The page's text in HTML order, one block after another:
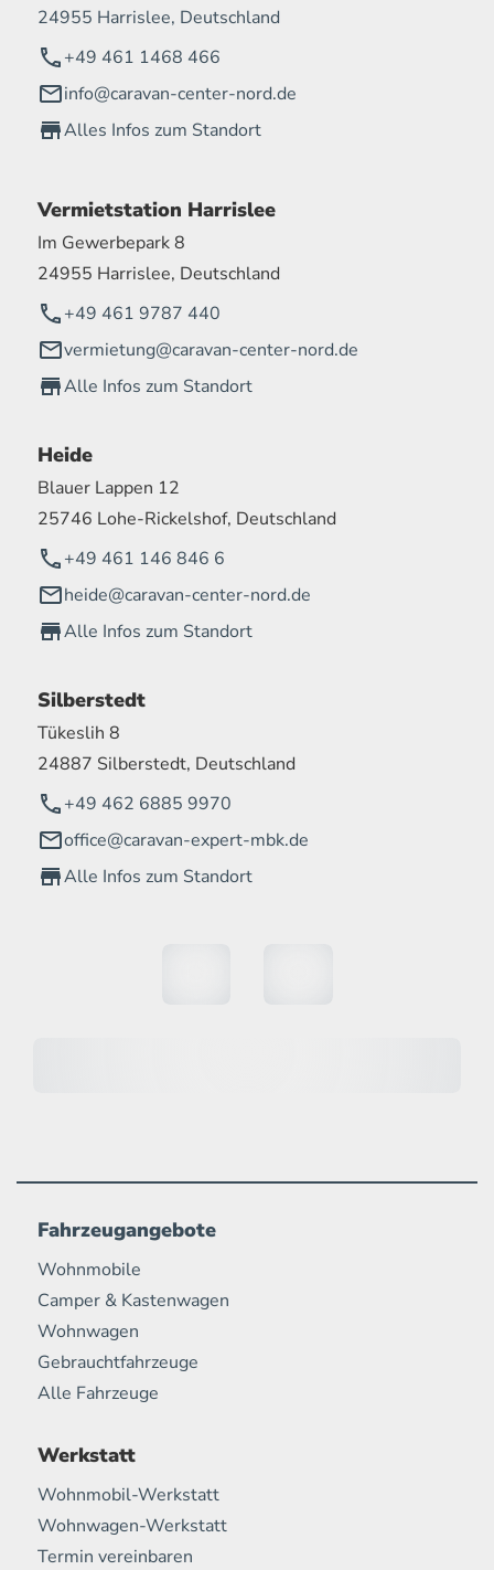
24955 Harrislee, Deutschland
+49 461 1468 466
info@caravan-center-nord.de
Alles Infos zum Standort
Vermietstation Harrislee
Im Gewerbepark 8
24955 Harrislee, Deutschland
+49 461 9787 440
vermietung@caravan-center-nord.de
Alle Infos zum Standort
Heide
Blauer Lappen 12
25746 Lohe-Rickelshof, Deutschland
+49 461 146 846 6
heide@caravan-center-nord.de
Alle Infos zum Standort
Silberstedt
Tükeslih 8
24887 Silberstedt, Deutschland
+49 462 6885 9970
office@caravan-expert-mbk.de
Alle Infos zum Standort
Fahrzeugangebote
Wohnmobile
Camper & Kastenwagen
Wohnwagen
Gebrauchtfahrzeuge
Alle Fahrzeuge
Werkstatt
Wohnmobil-Werkstatt
Wohnwagen-Werkstatt
Termin vereinbaren